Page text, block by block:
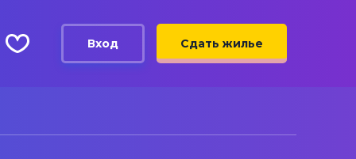
Вход Сдать жилье